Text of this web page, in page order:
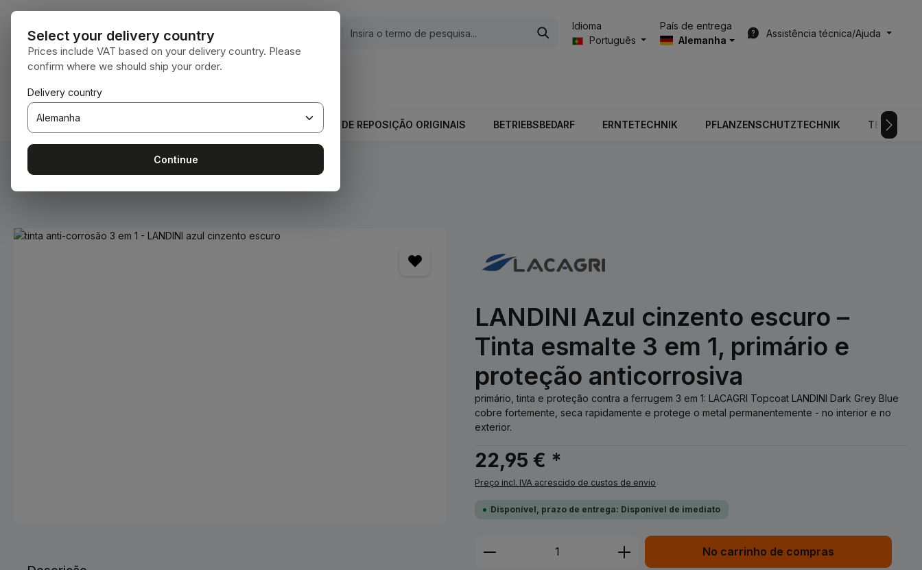
o conteúdo principal
Saltar para a pesquisa
Saltar para a navegação principal
Idioma
Português
País de entrega
Alemanha
Assistência técnica/Ajuda
HOME PEÇAS DE REPOSIÇÃO ORIGINAIS BETRIEBSBEDARF ERNTETECHNIK PFLANZENSCHUTZTECHNIK
Você está aqui:
Ignorar galeria de imagens
LANDINI Azul cinzento escuro –
Tinta esmalte 3 em 1, primário e
proteção anticorrosiva
primário, tinta e proteção contra a ferrugem 3 em 1: LACAGRI Topcoat LANDINI Dark Grey Blue
cobre fortemente, seca rapidamente e protege o metal permanentemente - no interior e no
exterior.
22,95 € *
Preço incl. IVA acrescido de custos de envio
Disponível, prazo de entrega: Disponível de imediato
Quantidade do Produto: Insira a quantidade desejada
No carrinho de compras
Select your delivery country
Prices include VAT based on your delivery country. Please
confirm where we should ship your order.
Delivery country
Continue